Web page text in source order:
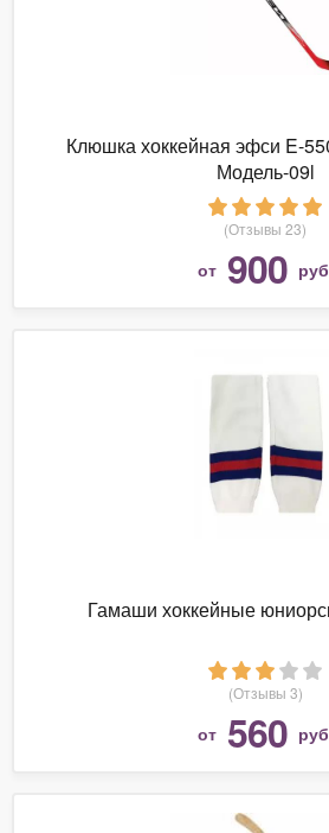
Клюшка хоккейная эфси E-
Модель-09l
(Отзывы 23)
от 900
Гамаши хоккейные
(Отзывы 3)
от 560